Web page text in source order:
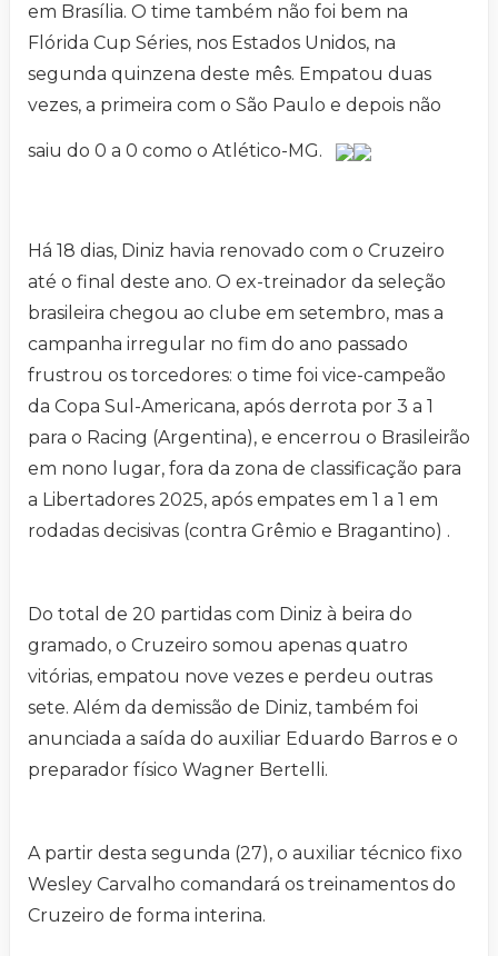
em Brasília. O time também não foi bem na
Flórida Cup Séries, nos Estados Unidos, na
segunda quinzena deste mês. Empatou duas
vezes, a primeira com o São Paulo e depois não
saiu do 0 a 0 como o Atlético-MG.
Há 18 dias, Diniz havia renovado com o Cruzeiro
até o final deste ano. O ex-treinador da seleção
brasileira chegou ao clube em setembro, mas a
campanha irregular no fim do ano passado
frustrou os torcedores: o time foi vice-campeão
da Copa Sul-Americana, após derrota por 3 a 1
para o Racing (Argentina), e encerrou o Brasileirão
em nono lugar, fora da zona de classificação para
a Libertadores 2025, após empates em 1 a 1 em
rodadas decisivas (contra Grêmio e Bragantino) .
Do total de 20 partidas com Diniz à beira do
gramado, o Cruzeiro somou apenas quatro
vitórias, empatou nove vezes e perdeu outras
sete. Além da demissão de Diniz, também foi
anunciada a saída do auxiliar Eduardo Barros e o
preparador físico Wagner Bertelli.
A partir desta segunda (27), o auxiliar técnico fixo
Wesley Carvalho comandará os treinamentos do
Cruzeiro de forma interina.